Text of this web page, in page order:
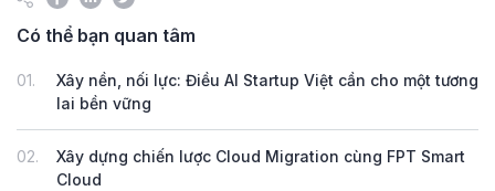
Có thể bạn quan tâm
01.
Xây nền, nối lực: Điều AI Startup Việt cần cho một tương
lai bền vững
02.
Xây dựng chiến lược Cloud Migration cùng FPT Smart
Cloud